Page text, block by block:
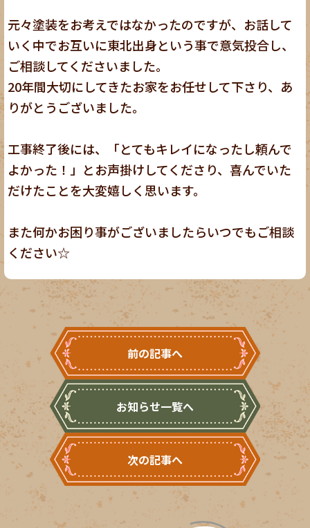
元々塗装をお考えではなかったのですが、お話して
いく中でお互いに東北出身という事で意気投合し、
ご相談してくださいました。
20年間大切にしてきたお家をお任せして下さり、あ
りがとうございました。
工事終了後には、「とてもキレイになったし頼んで
よかった！」とお声掛けしてくださり、喜んでいた
だけたことを大変嬉しく思います。
また何かお困り事がございましたらいつでもご相談
ください☆
前の記事へ
お知らせ一覧へ
次の記事へ